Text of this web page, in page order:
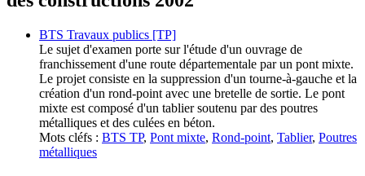
BTS Travaux publics [TP]
Le sujet d'examen porte sur l'étude d'un ouvrage de
franchissement d'une route départementale par un pont mixte.
Le projet consiste en la suppression d'un tourne-à-gauche et la
création d'un rond-point avec une bretelle de sortie. Le pont
mixte est composé d'un tablier soutenu par des poutres
métalliques et des culées en béton.
Mots cléfs : BTS TP, Pont mixte, Rond-point, Tablier, Poutres
métalliques